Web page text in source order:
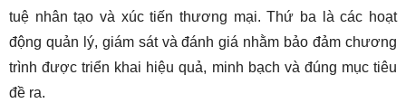
tuệ nhân tạo và xúc tiến thương mại. Thứ ba là các hoạt
động quản lý, giám sát và đánh giá nhằm bảo đảm chương
trình được triển khai hiệu quả, minh bạch và đúng mục tiêu
đề ra.